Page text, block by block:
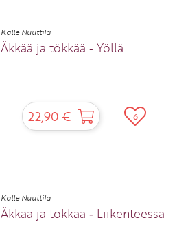
Kalle Nuuttila
Äkkää ja tökkää ‑ Yöllä
22,90 € 6
Kalle Nuuttila
Äkkää ja tökkää ‑ Liikenteessä